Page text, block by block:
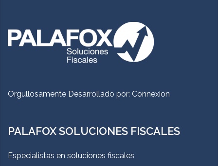
Orgullosamente Desarrollado por: Connexion
PALAFOX SOLUCIONES FISCALES
Especialistas en soluciones fiscales